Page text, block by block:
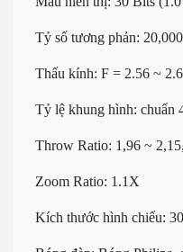
Tỷ số tương phản:
Thấu kính: F = 2.56 ~
Tỷ lệ khung hình: chuẩn
Throw Ratio: 1,96 ~ 2,15,
Zoom Ratio: 1.1X
Kích thước hình chiếu: